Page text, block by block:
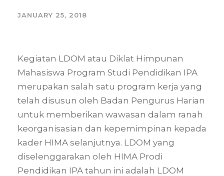
JANUARY 25, 2018
Kegiatan LDOM atau Diklat Himpunan
Mahasiswa Program Studi Pendidikan IPA
merupakan salah satu program kerja yang
telah disusun oleh Badan Pengurus Harian
untuk memberikan wawasan dalam ranah
keorganisasian dan kepemimpinan kepada
kader HIMA selanjutnya. LDOM yang
diselenggarakan oleh HIMA Prodi
Pendidikan IPA tahun ini adalah LDOM